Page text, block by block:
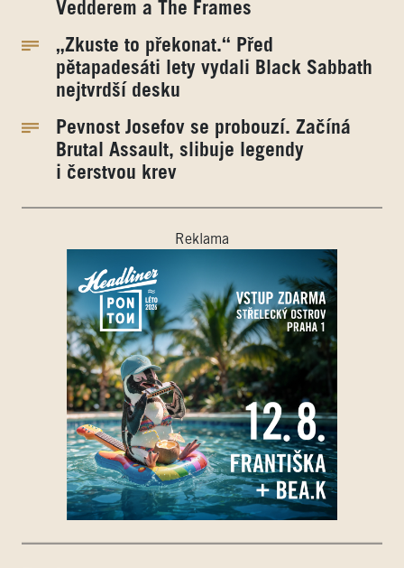
Vedderem a The Frames
„Zkuste to překonat.“ Před
pětapadesáti lety vydali Black Sabbath
nejtvrdší desku
Pevnost Josefov se probouzí. Začíná
Brutal Assault, slibuje legendy
i čerstvou krev
Reklama